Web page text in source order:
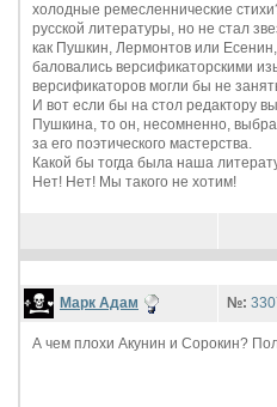
холодные ремесленнические
русской литературы, но не стал
как Пушкин, Лермонтов или
баловались версификаторскими
версификаторов могли бы не
И вот если бы на стол редактору
Пушкина, то он, несомненно,
за его поэтического мастерства.
Какой бы тогда была наша
Нет! Нет! Мы такого не хотим!
Марк Адам №:
А чем плохи Акунин и Сорокин?